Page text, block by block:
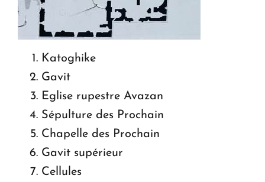
Katoghike
Gavit
Eglise rupestre Avazan
Sépulture des Prochain
Chapelle des Prochain
Gavit supérieur
Cellules